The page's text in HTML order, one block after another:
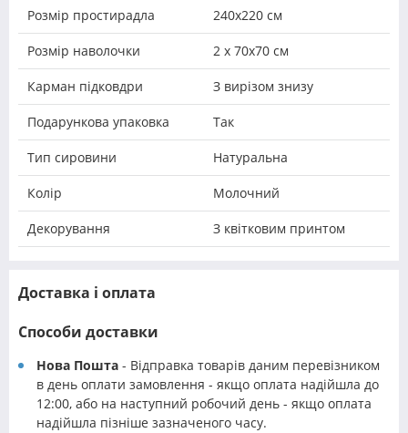
Розмір простирадла 240х220 см
Розмір наволочки 2 х 70х70 см
Карман підковдри З вирізом знизу
Подарункова упаковка Так
Тип сировини Натуральна
Колір Молочний
Декорування З квітковим принтом
Доставка і оплата
Способи доставки
Нова Пошта - Відправка товарів даним перевізником
в день оплати замовлення - якщо оплата надійшла до
12:00, або на наступний робочий день - якщо оплата
надійшла пізніше зазначеного часу.